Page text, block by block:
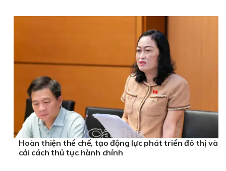
Hoàn thiện thể chế, tạo động lực phát triển đô thị và
cải cách thủ tục hành chính